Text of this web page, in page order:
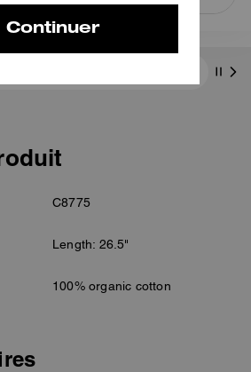
C8775
Length: 26.5"
100% organic cotton